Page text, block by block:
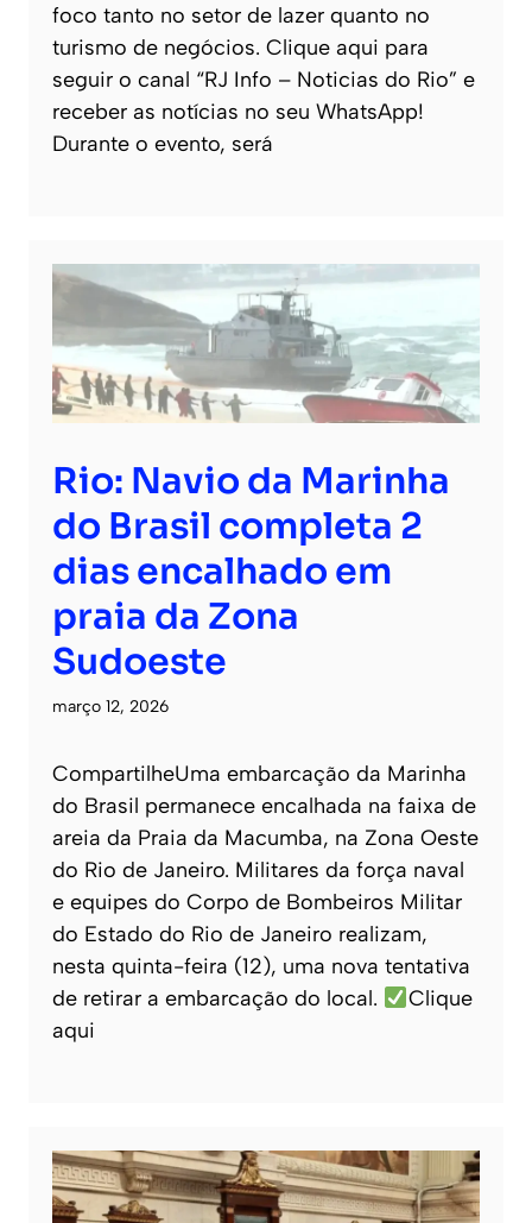
foco tanto no setor de lazer quanto no
turismo de negócios. Clique aqui para
seguir o canal “RJ Info – Noticias do Rio” e
receber as notícias no seu WhatsApp!
Durante o evento, será
Rio: Navio da Marinha
do Brasil completa 2
dias encalhado em
praia da Zona
Sudoeste
março 12, 2026
CompartilheUma embarcação da Marinha
do Brasil permanece encalhada na faixa de
areia da Praia da Macumba, na Zona Oeste
do Rio de Janeiro. Militares da força naval
e equipes do Corpo de Bombeiros Militar
do Estado do Rio de Janeiro realizam,
nesta quinta-feira (12), uma nova tentativa
de retirar a embarcação do local.
Clique
aqui